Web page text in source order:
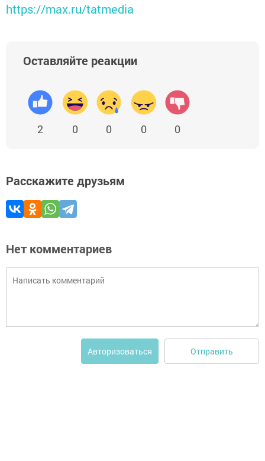
https://max.ru/tatmedia
Оставляйте реакции
2 0 0 0 0
Расскажите друзьям
Нет комментариев
Авторизоваться Отправить